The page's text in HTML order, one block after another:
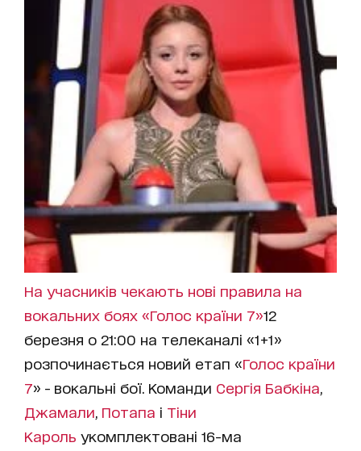
На учасників чекають нові правила на
вокальних боях «Голос країни 7»12
березня о 21:00 на телеканалі «1+1»
розпочинається новий етап «Голос країни
7» - вокальні бої. Команди Сергія Бабкіна
Джамали Потапа і Тіни
Кароль укомплектовані 16-ма